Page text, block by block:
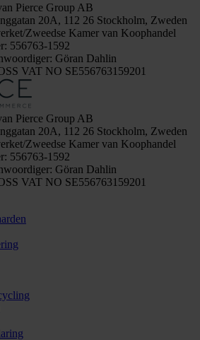
Pierce Group AB
20A, 112 26 Stockholm, Zweden
Zweedse Kamer van Koophandel
556763-1592
Göran Dahlin
VAT NO SE556763159201
Pierce Group AB
20A, 112 26 Stockholm, Zweden
Zweedse Kamer van Koophandel
556763-1592
Göran Dahlin
VAT NO SE556763159201